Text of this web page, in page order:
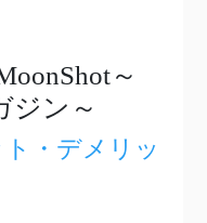
～
ジン～
・デメリッ